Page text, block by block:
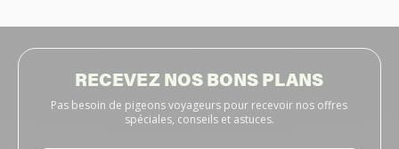
RECEVEZ NOS BONS PLANS
Pas besoin de pigeons voyageurs pour recevoir nos offres
spéciales, conseils et astuces.